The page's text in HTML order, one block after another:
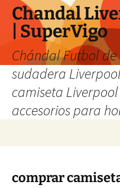
Chandal
| SuperVigo
Chándal Futbol
sudadera
camiseta
accesorios para
comprar